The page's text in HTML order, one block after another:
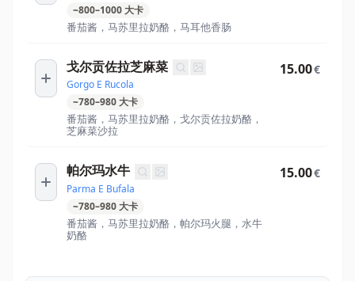
~800–1000大卡
番茄酱，马苏里拉奶酪，马耳他香肠
戈尔贡佐拉芝麻菜
Gorgo E Rucola
~780–980大卡
番茄酱，马苏里拉奶酪，戈尔贡佐拉奶酪，
芝麻菜沙拉
15.00€
帕尔玛水牛
Parma E Bufala
~780–980大卡
番茄酱，马苏里拉奶酪，帕尔玛火腿，水牛
奶酪
15.00€